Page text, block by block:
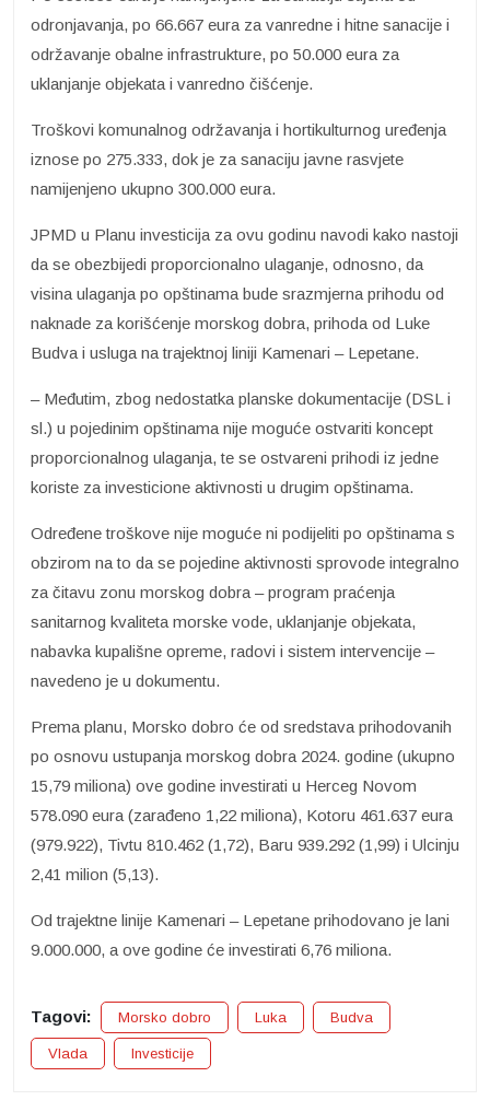
odronjavanja, po 66.667 eura za vanredne i hitne sanacije i
održavanje obalne infrastrukture, po 50.000 eura za
uklanjanje objekata i vanredno čišćenje.
Troškovi komunalnog održavanja i hortikulturnog uređenja
iznose po 275.333, dok je za sanaciju javne rasvjete
namijenjeno ukupno 300.000 eura.
JPMD u Planu investicija za ovu godinu navodi kako nastoji
da se obezbijedi proporcionalno ulaganje, odnosno, da
visina ulaganja po opštinama bude srazmjerna prihodu od
naknade za korišćenje morskog dobra, prihoda od Luke
Budva i usluga na trajektnoj liniji Kamenari – Lepetane.
– Međutim, zbog nedostatka planske dokumentacije (DSL i
sl.) u pojedinim opštinama nije moguće ostvariti koncept
proporcionalnog ulaganja, te se ostvareni prihodi iz jedne
koriste za investicione aktivnosti u drugim opštinama.
Određene troškove nije moguće ni podijeliti po opštinama s
obzirom na to da se pojedine aktivnosti sprovode integralno
za čitavu zonu morskog dobra – program praćenja
sanitarnog kvaliteta morske vode, uklanjanje objekata,
nabavka kupališne opreme, radovi i sistem intervencije –
navedeno je u dokumentu.
Prema planu, Morsko dobro će od sredstava prihodovanih
po osnovu ustupanja morskog dobra 2024. godine (ukupno
15,79 miliona) ove godine investirati u Herceg Novom
578.090 eura (zarađeno 1,22 miliona), Kotoru 461.637 eura
(979.922), Tivtu 810.462 (1,72), Baru 939.292 (1,99) i Ulcinju
2,41 milion (5,13).
Od trajektne linije Kamenari – Lepetane prihodovano je lani
9.000.000, a ove godine će investirati 6,76 miliona.
Tagovi: Morsko dobro Luka Budva
Vlada Investicije